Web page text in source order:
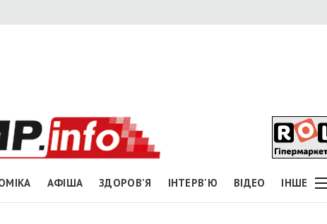
АФІША ЗДОРОВ'Я ІНТЕРВ'Ю ВІДЕО ІНШЕ